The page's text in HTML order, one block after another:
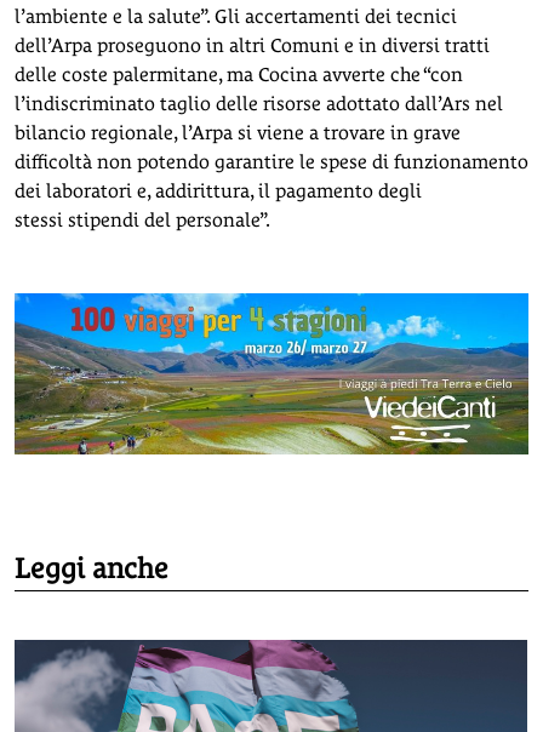
l’ambiente e la salute”. Gli accertamenti dei tecnici
dell’Arpa proseguono in altri Comuni e in diversi tratti
delle coste palermitane, ma Cocina avverte che “con
l’indiscriminato taglio delle risorse adottato dall’Ars nel
bilancio regionale, l’Arpa si viene a trovare in grave
difficoltà non potendo garantire le spese di funzionamento
dei laboratori e, addirittura, il pagamento degli
stessi stipendi del personale”.
Leggi anche